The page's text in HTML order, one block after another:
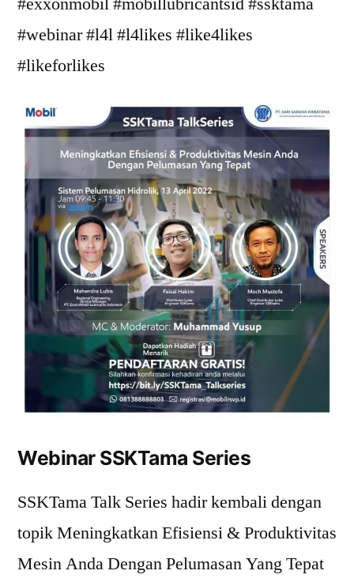
#webinar #l4l #l4likes #like4likes
#likeforlikes
Webinar SSKTama Series
SSKTama Talk Series hadir kembali dengan
topik Meningkatkan Efisiensi & Produktivitas
Mesin Anda Dengan Pelumasan Yang Tepat